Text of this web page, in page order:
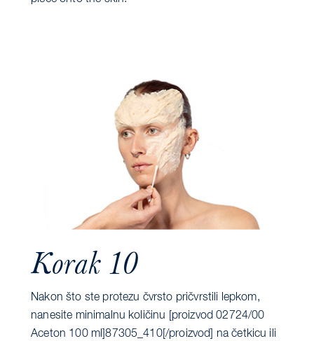
Korak 10
Nakon što ste protezu čvrsto pričvrstili lepkom,
nanesite minimalnu količinu [proizvod 02724/00
Aceton 100 ml]87305_410[/proizvod] na četkicu ili